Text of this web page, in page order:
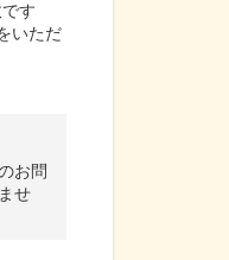
す
いただ
お問
せ